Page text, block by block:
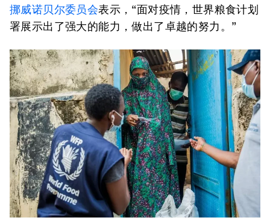
挪威诺贝尔委员会表示，“面对疫情，世界粮食计划
署展示出了强大的能力，做出了卓越的努力。”